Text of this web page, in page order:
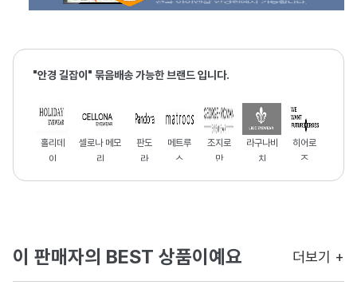
"안경 길잡이" 묶음배송 가능한 브랜드 입니다.
홀리데
이
셀로나 메모
리
판도
라
메트루
스
조지로
만
라구나비
치
히어로
즈
이 판매자의 BEST 상품이예요 더보기 +